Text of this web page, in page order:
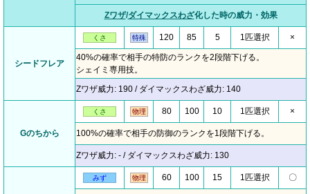
Zワザ/ダイマックスわざ化した時の威力・効果
シードフレア
くさ 特殊 120 85 5 1匹選択 ×
40%の確率で相手の特防のランクを2段階下げる。
シェイミ専用技。
Zワザ威力: 190 / ダイマックスわざ威力: 140
Gのちから
くさ 物理 80 100 10 1匹選択 ×
100%の確率で相手の防御のランクを1段階下げる。
Zワザ威力: - / ダイマックスわざ威力: 130
みず 物理 60 100 15 1匹選択 〇